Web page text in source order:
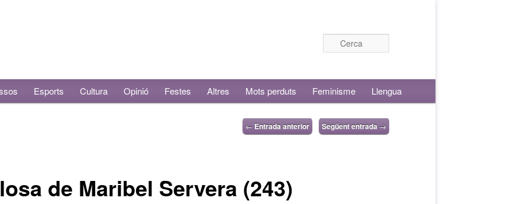
Esports Cultura Opinió Festes Altres Mots perduts Feminisme Llengua
← Entrada anterior Següent entrada →
de Maribel Servera (243)